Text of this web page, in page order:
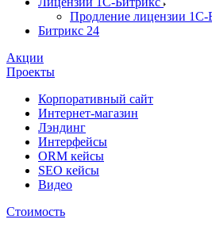
Продление лицензии 1С-
Битрикс 24
Акции
Проекты
Корпоративный сайт
Интернет-магазин
Лэндинг
Интерфейсы
ORM кейсы
SEO кейсы
Видео
Стоимость